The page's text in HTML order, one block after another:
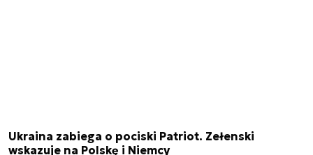
Ukraina zabiega o pociski Patriot. Zełenski
wskazuje na Polskę i Niemcy